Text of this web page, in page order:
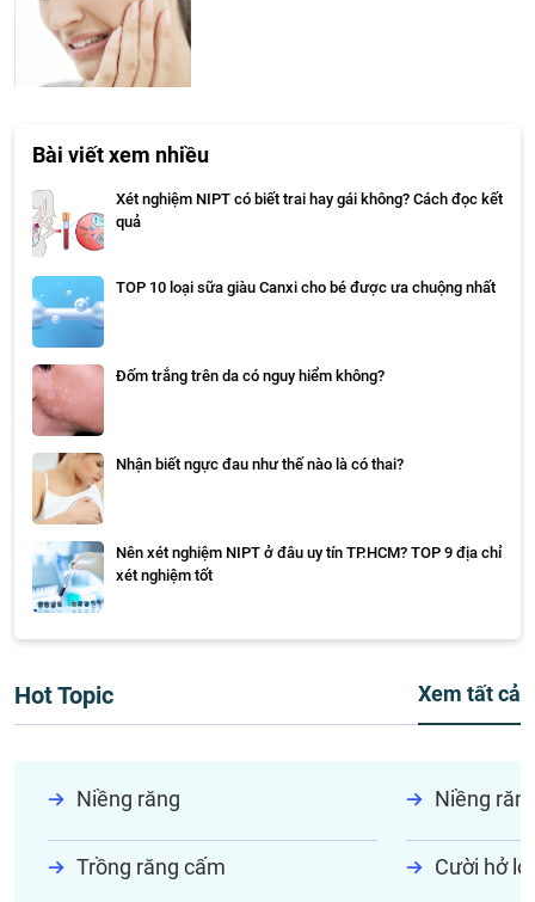
Bài viết xem nhiều
Xét nghiệm NIPT có biết trai hay gái không? Cách đọc kết
quả
TOP 10 loại sữa giàu Canxi cho bé được ưa chuộng nhất
Đốm trắng trên da có nguy hiểm không?
Nhận biết ngực đau như thế nào là có thai?
Nên xét nghiệm NIPT ở đâu uy tín TP.HCM? TOP 9 địa chỉ
xét nghiệm tốt
Hot Topic Xem tất cả
Niềng răng Niềng
Trồng răng cấm Cười hở lợi